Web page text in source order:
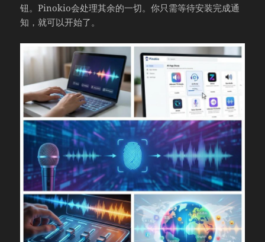
钮。Pinokio会处理其余的一切。你只需等待安装完成通
知，就可以开始了。